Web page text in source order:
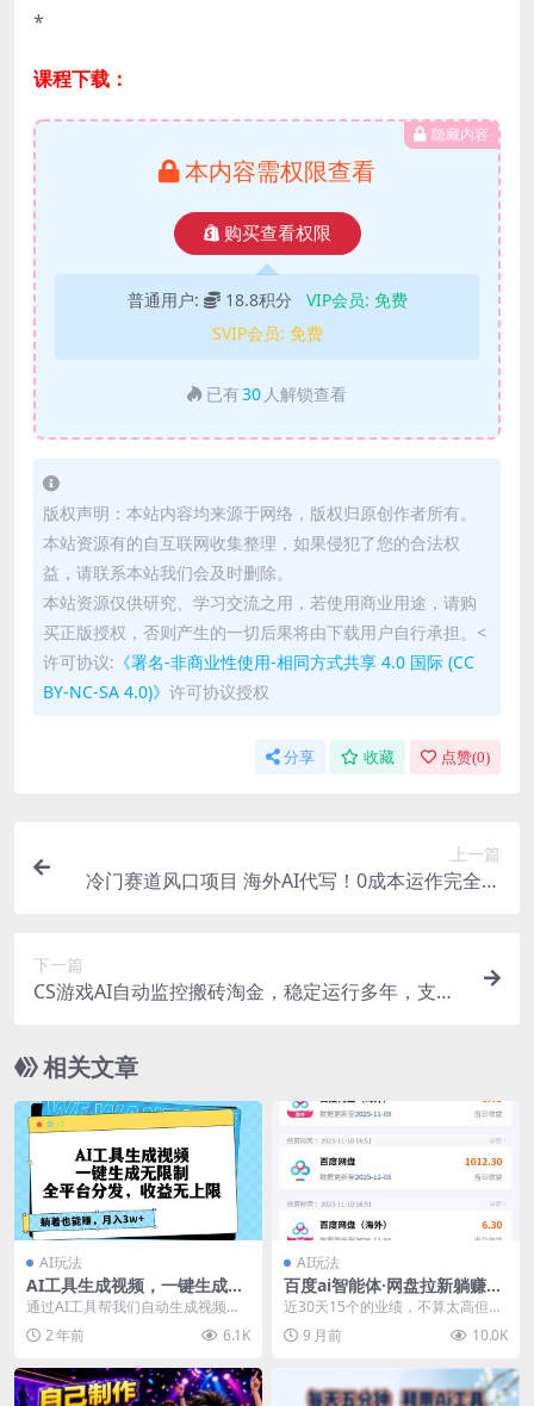
*
课程下载：
隐藏内容
本内容需权限查看
购买查看权限
普通用户: 18.8积分 VIP会员: 免费
SVIP会员: 免费
已有30 人解锁查看
版权声明：本站内容均来源于网络，版权归原创作者所有。
本站资源有的自互联网收集整理，如果侵犯了您的合法权
益，请联系本站我们会及时删除。
本站资源仅供研究、学习交流之用，若使用商业用途，请购
买正版授权，否则产生的一切后果将由下载用户自行承担。<
许可协议: 《署名-非商业性使用-相同方式共享 4.0 国际 (CC
BY-NC-SA 4.0)》 许可协议授权
分享 收藏 点赞(0)
上一篇
冷门赛道风口项目 海外AI代写！0成本运作完全免
下一篇
CS游戏AI自动监控搬砖淘金，稳定运行多年，支持
相关文章
AI玩法
AI工具生成视频，一键生成无
限制，全平台分发，收益无上
通过AI工具帮我们自动生成视频，
然后发布到视频平台去获取收益，
不是外面烂大街的A...
2 年前 6.1K
AI玩法
百度ai智能体·网盘拉新躺赚教
程2.0：单日收益高达1800
近30天15个的业绩，不算太高但是
都是兄弟们努力地结果！！原本开
训练营准备了三个...
9 月前 10.0K